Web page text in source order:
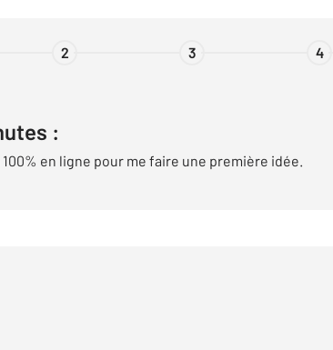
2 3 4
:
en ligne pour me faire une première idée.